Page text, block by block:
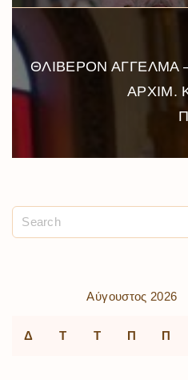
ΘΛΙΒΕΡΟΝ ΑΓΓΕΛΜΑ
ΑΡΧΙΜ.
Αύγουστος 2026
Δ Τ Τ Π Π